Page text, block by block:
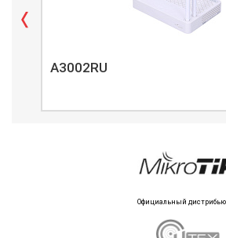
A3002RU
Официальный